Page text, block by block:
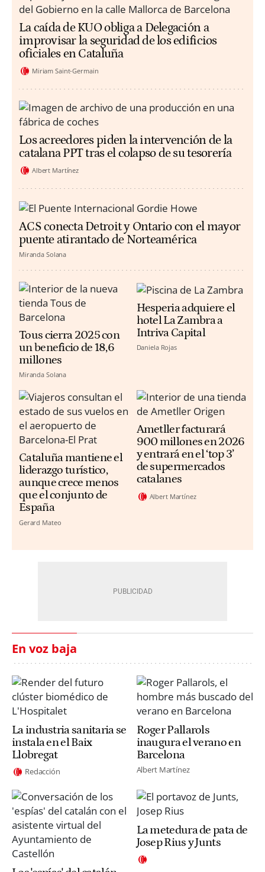
La caída de KUO obliga a Delegación a
improvisar la seguridad de los edificios
oficiales en Cataluña
Miriam Saint-Germain
Los acreedores piden la intervención de la
catalana PPT tras el colapso de su tesorería
Albert Martínez
ACS conecta Detroit y Ontario con el mayor
puente atirantado de Norteamérica
Miranda Solana
Tous cierra 2025 con
un beneficio de 18,6
millones
Miranda Solana
Hesperia adquiere el
hotel La Zambra a
Intriva Capital
Daniela Rojas
Cataluña mantiene el
liderazgo turístico,
aunque crece menos
que el conjunto de
España
Gerard Mateo
Ametller facturará
900 millones en 2026
y entrará en el ‘top 3’
de supermercados
catalanes
Albert Martínez
En voz baja
La industria sanitaria se
instala en el Baix
Llobregat
Redacción
Roger Pallarols
inaugura el verano en
Barcelona
Albert Martínez
La metedura de pata de
Josep Rius y Junts